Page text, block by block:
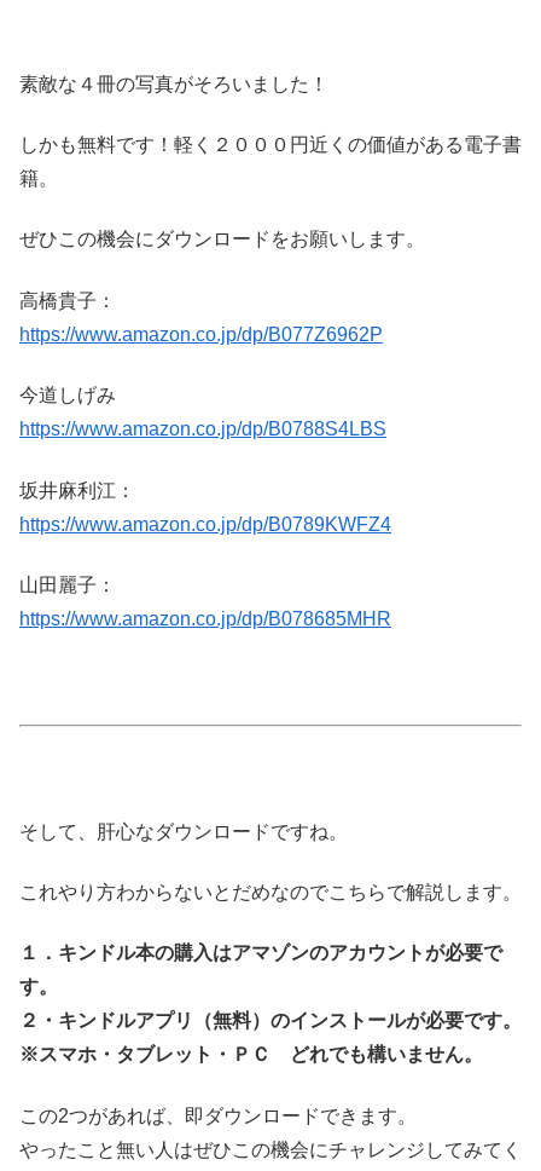
素敵な４冊の写真がそろいました！
しかも無料です！軽く２０００円近くの価値がある電子書
籍。
ぜひこの機会にダウンロードをお願いします。
高橋貴子：
https://www.amazon.co.jp/dp/B077Z6962P
今道しげみ
https://www.amazon.co.jp/dp/B0788S4LBS
坂井麻利江：
https://www.amazon.co.jp/dp/B0789KWFZ4
山田麗子：
https://www.amazon.co.jp/dp/B078685MHR
そして、肝心なダウンロードですね。
これやり方わからないとだめなのでこちらで解説します。
１．キンドル本の購入はアマゾンのアカウントが必要で
す。
２・キンドルアプリ（無料）のインストールが必要です。
※スマホ・タブレット・ＰＣ どれでも構いません。
この2つがあれば、即ダウンロードできます。
やったこと無い人はぜひこの機会にチャレンジしてみてく